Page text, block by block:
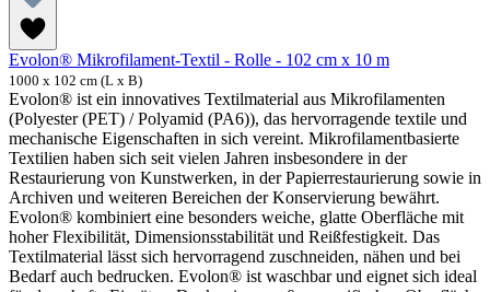
Evolon® Mikrofilament-Textil - Rolle - 102 cm x 10 m
1000 x 102 cm (L x B)
Evolon® ist ein innovatives Textilmaterial aus Mikrofilamenten
(Polyester (PET) / Polyamid (PA6)), das hervorragende textile und
mechanische Eigenschaften in sich vereint. Mikrofilamentbasierte
Textilien haben sich seit vielen Jahren insbesondere in der
Restaurierung von Kunstwerken, in der Papierrestaurierung sowie in
Archiven und weiteren Bereichen der Konservierung bewährt.
Evolon® kombiniert eine besonders weiche, glatte Oberfläche mit
hoher Flexibilität, Dimensionsstabilität und Reißfestigkeit. Das
Textilmaterial lässt sich hervorragend zuschneiden, nähen und bei
Bedarf auch bedrucken. Evolon® ist waschbar und eignet sich ideal